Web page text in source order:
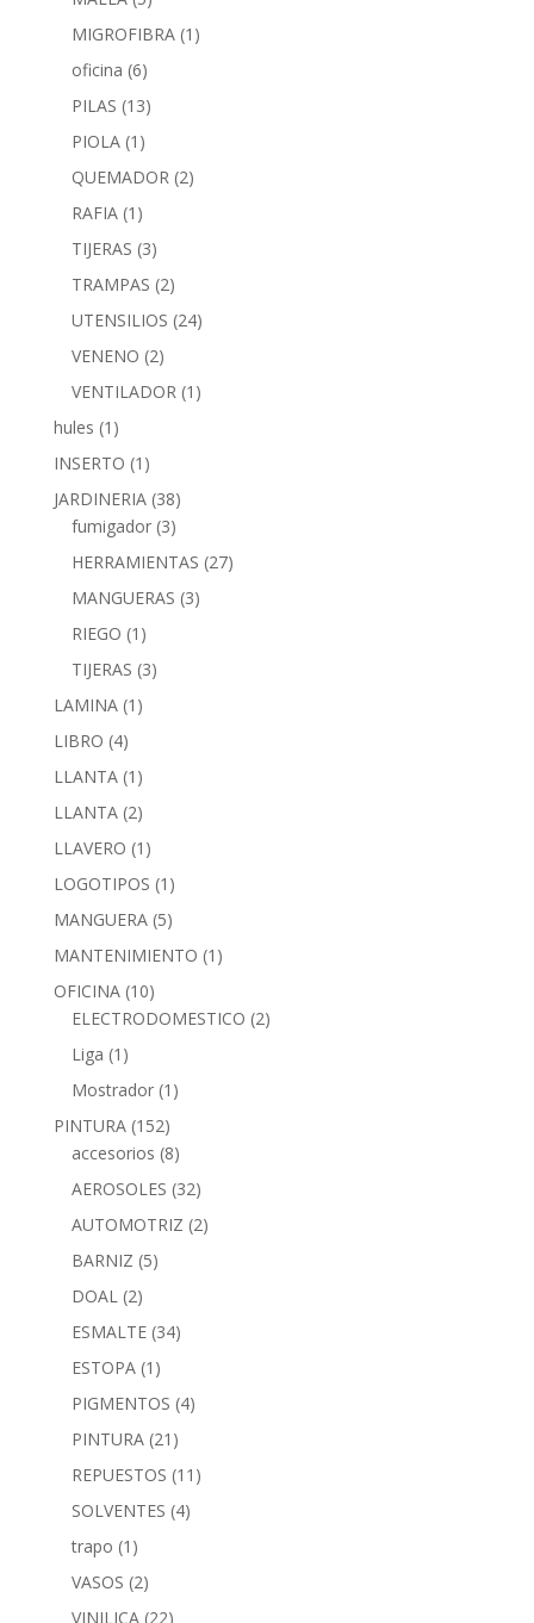
MIGROFIBRA (1)
oficina (6)
PILAS (13)
PIOLA (1)
QUEMADOR (2)
RAFIA (1)
TIJERAS (3)
TRAMPAS (2)
UTENSILIOS (24)
VENENO (2)
VENTILADOR (1)
hules (1)
INSERTO (1)
JARDINERIA (38)
fumigador (3)
HERRAMIENTAS (27)
MANGUERAS (3)
RIEGO (1)
TIJERAS (3)
LAMINA (1)
LIBRO (4)
LLANTA (1)
LLANTA (2)
LLAVERO (1)
LOGOTIPOS (1)
MANGUERA (5)
MANTENIMIENTO (1)
OFICINA (10)
ELECTRODOMESTICO (2)
Liga (1)
Mostrador (1)
PINTURA (152)
accesorios (8)
AEROSOLES (32)
AUTOMOTRIZ (2)
BARNIZ (5)
DOAL (2)
ESMALTE (34)
ESTOPA (1)
PIGMENTOS (4)
PINTURA (21)
REPUESTOS (11)
SOLVENTES (4)
trapo (1)
VASOS (2)
VINILICA (22)